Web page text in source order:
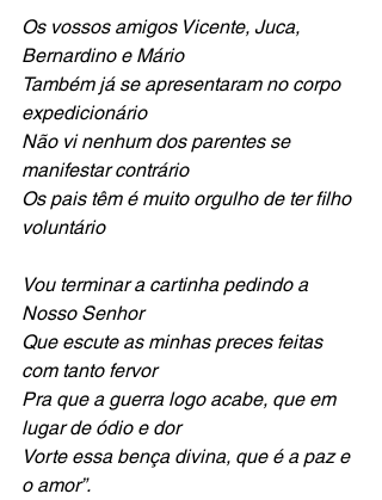
Os vossos amigos Vicente, Juca,
Bernardino e Mário
Também já se apresentaram no corpo
expedicionário
Não vi nenhum dos parentes se
manifestar contrário
Os pais têm é muito orgulho de ter filho
voluntário
Vou terminar a cartinha pedindo a
Nosso Senhor
Que escute as minhas preces feitas
com tanto fervor
Pra que a guerra logo acabe, que em
lugar de ódio e dor
Vorte essa bença divina, que é a paz e
o amor”.